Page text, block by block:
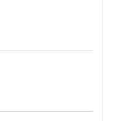
違っても大丈夫？（坂野 昌
野 昌志）
剤を投与してもいい？（吉田
テク
）
か？（吉田 直樹 ほ
で生きているの？（吉